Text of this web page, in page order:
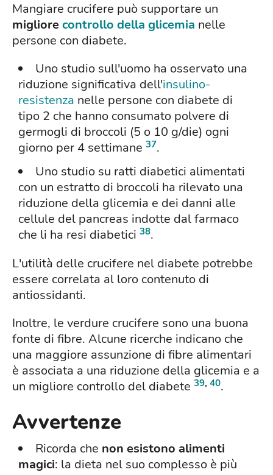
Mangiare crucifere può supportare un
migliorecontrollo della glicemia nelle
persone con diabete.
Uno studio sull'uomo ha osservato una
riduzione significativa dell'insulino-
resistenza nelle persone con diabete di
tipo 2 che hanno consumato polvere di
germogli di broccoli (5 o 10 g/die) ogni
giorno per 4 settimane 37.
Uno studio su ratti diabetici alimentati
con un estratto di broccoli ha rilevato una
riduzione della glicemia e dei danni alle
cellule del pancreas indotte dal farmaco
che li ha resi diabetici 38.
L'utilità delle crucifere nel diabete potrebbe
essere correlata al loro contenuto di
antiossidanti.
Inoltre, le verdure crucifere sono una buona
fonte di fibre. Alcune ricerche indicano che
una maggiore assunzione di fibre alimentari
è associata a una riduzione della glicemia e a
un migliore controllo del diabete 39, 40.
Avvertenze
Ricorda che non esistono alimenti
magici: la dieta nel suo complesso è più